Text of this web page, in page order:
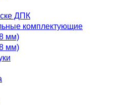
ДПК
комплектующие
мм)
мм)